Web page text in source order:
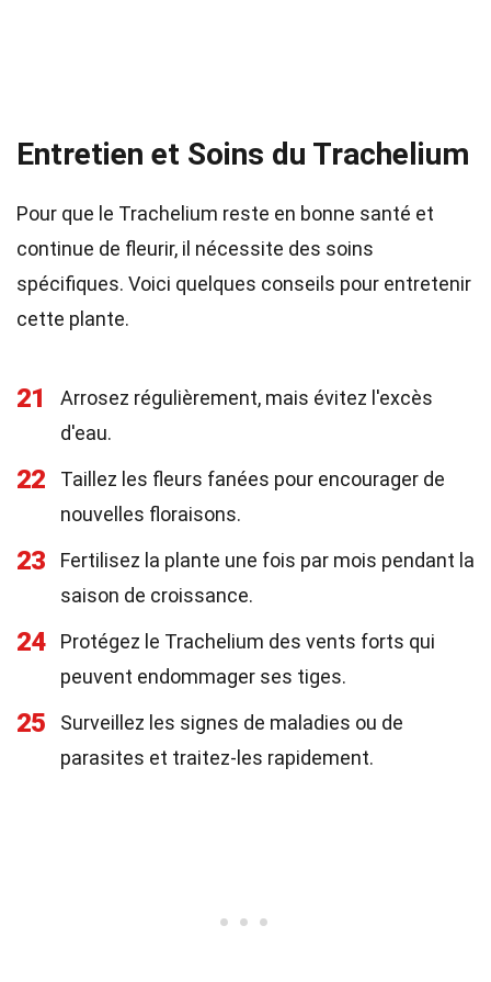
Entretien et Soins du Trachelium
Pour que le Trachelium reste en bonne santé et
continue de fleurir, il nécessite des soins
spécifiques. Voici quelques conseils pour entretenir
cette plante.
21
Arrosez régulièrement, mais évitez l'excès
d'eau.
22
Taillez les fleurs fanées pour encourager de
nouvelles floraisons.
23
Fertilisez la plante une fois par mois pendant la
saison de croissance.
24
Protégez le Trachelium des vents forts qui
peuvent endommager ses tiges.
25
Surveillez les signes de maladies ou de
parasites et traitez-les rapidement.